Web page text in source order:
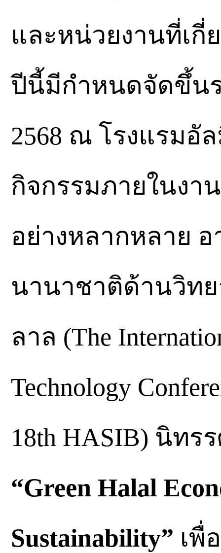
และหน่วยงานที่เกี่
ปีนี้มีกำหนดจัดขึ้นร
2568 ณ โรงแรมอั
กิจกรรมภายในง
อย่างหลากหลาย
นานาชาติด้านวิท
ลาล (The
Technology
18th HASIB) นิทร
“Green Halal
Sustainability” เพื่